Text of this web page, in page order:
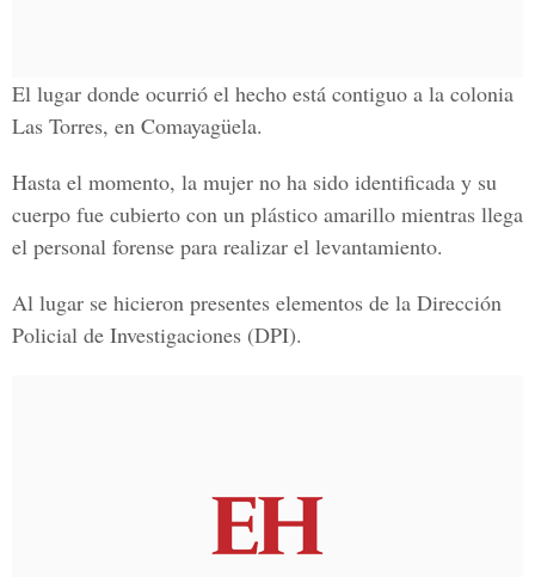
El lugar donde ocurrió el hecho está contiguo a la colonia
Las Torres, en Comayagüela.
Hasta el momento, la mujer no ha sido identificada y su
cuerpo fue cubierto con un plástico amarillo mientras llega
el personal forense para realizar el levantamiento.
Al lugar se hicieron presentes elementos de la Dirección
Policial de Investigaciones (DPI).